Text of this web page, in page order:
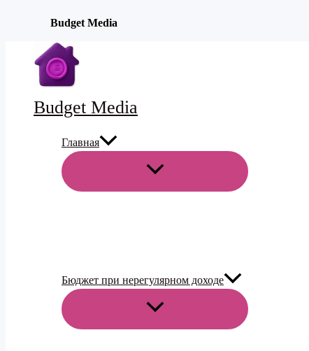
Budget Media
Перейти
содержимому
Budget Media
Главная
ПЕРЕКЛЮЧАТЕЛЬ
Бюджет при нерегулярном доходе
ПЕРЕКЛЮЧАТЕЛЬ